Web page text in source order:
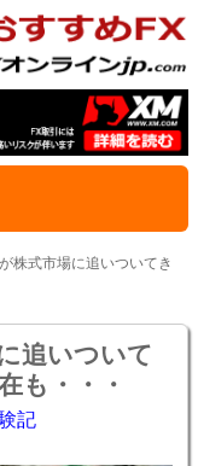
株式市場に追いついてき
追いついて
も・・・
記